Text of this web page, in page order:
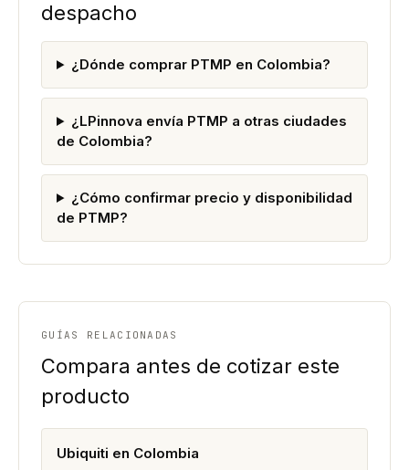
despacho
¿Dónde comprar PTMP en Colombia?
¿LPinnova envía PTMP a otras ciudades
de Colombia?
¿Cómo confirmar precio y disponibilidad
de PTMP?
GUÍAS RELACIONADAS
Compara antes de cotizar este
producto
Ubiquiti en Colombia